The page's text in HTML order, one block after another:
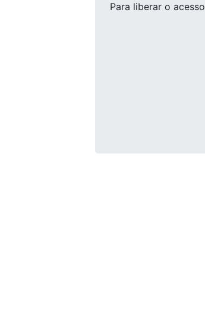
Para liberar o acesso